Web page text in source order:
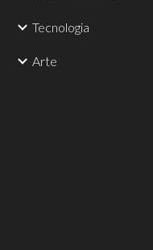
Tecnologia
Arte